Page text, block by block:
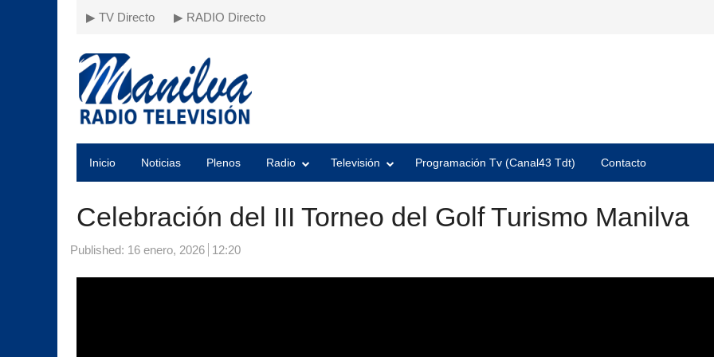
▶ TV Directo ▶ RADIO Directo
Inicio Noticias Plenos Radio Televisión Programación Tv (Canal43 Tdt) Contacto
Celebración del III Torneo del Golf Turismo Manilva
Published: 16 enero, 2026 12:20